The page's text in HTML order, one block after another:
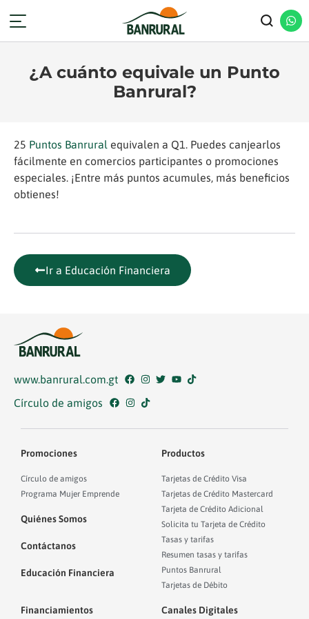
¿A cuánto equivale un Punto
Banrural?
25 Puntos Banrural equivalen a Q1. Puedes canjearlos
fácilmente en comercios participantes o promociones
especiales. ¡Entre más puntos acumules, más beneficios
obtienes!
Ir a Educación Financiera
www.banrural.com.gt
Círculo de amigos
Promociones
Círculo de amigos
Programa Mujer Emprende
Quiénes Somos
Contáctanos
Educación Financiera
Productos
Tarjetas de Crédito Visa
Tarjetas de Crédito Mastercard
Tarjeta de Crédito Adicional
Solicita tu Tarjeta de Crédito
Tasas y tarifas
Resumen tasas y tarifas
Puntos Banrural
Tarjetas de Débito
Financiamientos Canales Digitales